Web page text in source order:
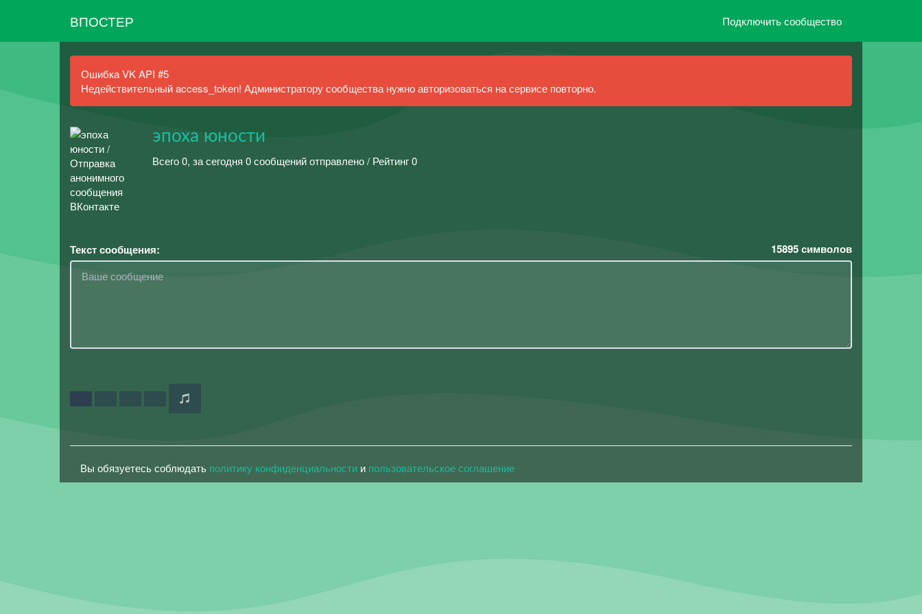
ВПОСТЕР Подключить сообщество
Ошибка VK API #5
Недействительный access_token! Администратору сообщества нужно авторизоваться на сервисе повторно.
эпоха юности
Всего 0, за сегодня 0 сообщений отправлено / Рейтинг 0
Текст сообщения: 15895символов
Вы обязуетесь соблюдать политику конфиденциальности и пользовательское соглашение